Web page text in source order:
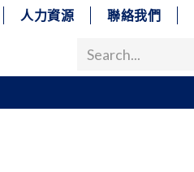
人力資源 聯絡我們
Search...